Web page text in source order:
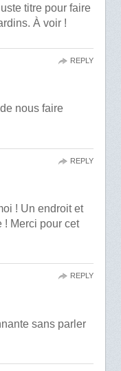
titre pour faire
À voir !
nous faire
REPLY
! Un endroit et
! Merci pour cet
REPLY
sans parler
REPLY